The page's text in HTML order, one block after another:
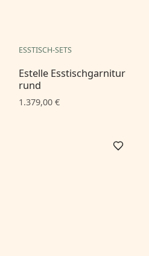
ESSTISCH-SETS
Estelle Esstischgarnitur
rund
1.379,00 €